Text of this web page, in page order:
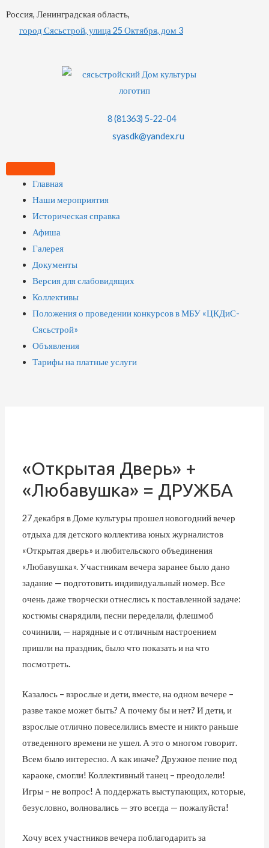
Россия, Ленинградская область,
город Сясьстрой, улица 25 Октября, дом 3
8 (81363) 5-22-04
syasdk@yandex.ru
Главная
Наши мероприятия
Историческая справка
Афиша
Галерея
Документы
Версия для слабовидящих
Коллективы
Положения о проведении конкурсов в МБУ «ЦКДиС-
Сясьстрой»
Объявления
Тарифы на платные услуги
«Открытая Дверь» +
«Любавушка» = ДРУЖБА
27 декабря в Доме культуры прошел новогодний вечер
отдыха для детского коллектива юных журналистов
«Открытая дверь» и любительского объединения
«Любавушка». Участникам вечера заранее было дано
задание — подготовить индивидуальный номер. Все
очень даже творчески отнеслись к поставленной задаче:
костюмы снарядили, песни переделали, флешмоб
сочинили, — нарядные и с отличным настроением
пришли на праздник, было что показать и на что
посмотреть.
Казалось – взрослые и дети, вместе, на одном вечере –
разве такое может быть? А почему бы и нет? И дети, и
взрослые отлично повеселились вместе и никто раньше
отведенного времени не ушел. А это о многом говорит.
Всем было интересно. А как иначе? Дружное пение под
караоке, смогли! Коллективный танец – преодолели!
Игры – не вопрос! А поддержать выступающих, которые,
безусловно, волновались — это всегда — пожалуйста!
Хочу всех участников вечера поблагодарить за